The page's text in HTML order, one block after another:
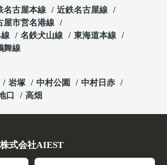
名古屋本線
近鉄名古屋線
屋市営名港線
名鉄犬山線
東海道本線
舞線
岩塚 中村公園
中村日赤
口 高畑
株式会社AIEST